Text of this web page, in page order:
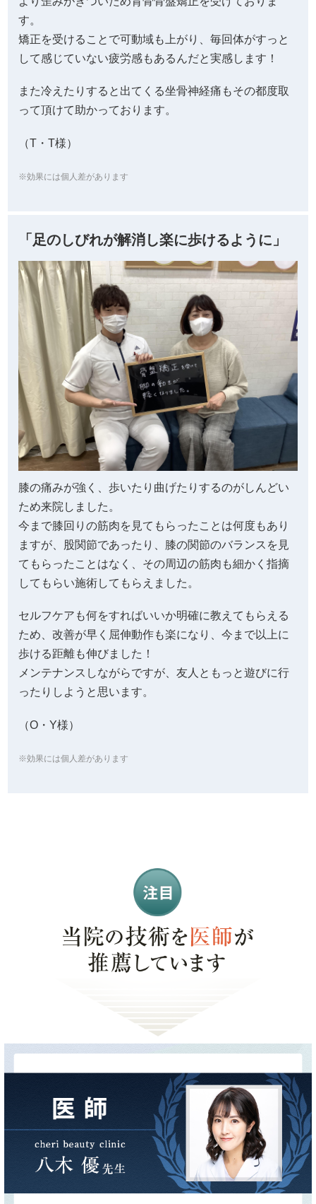
す。
矯正を受けることで可動域も上がり、毎回体がすっと
して感じていない疲労感もあるんだと実感します！
また冷えたりすると出てくる坐骨神経痛もその都度取
って頂けて助かっております。
（T・T様）
※効果には個人差があります
「足のしびれが解消し楽に歩けるように」
膝の痛みが強く、歩いたり曲げたりするのがしんどい
ため来院しました。
今まで膝回りの筋肉を見てもらったことは何度もあり
ますが、股関節であったり、膝の関節のバランスを見
てもらったことはなく、その周辺の筋肉も細かく指摘
してもらい施術してもらえました。
セルフケアも何をすればいいか明確に教えてもらえる
ため、改善が早く屈伸動作も楽になり、今まで以上に
歩ける距離も伸びました！
メンテナンスしながらですが、友人ともっと遊びに行
ったりしようと思います。
（O・Y様）
※効果には個人差があります